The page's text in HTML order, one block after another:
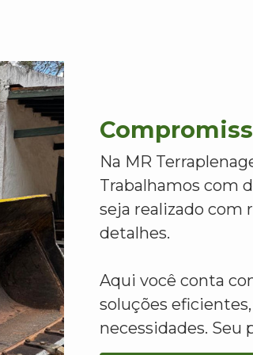
Na MR
Trabalhamos com
seja realizado com
detalhes.
Aqui você conta
soluções
necessidades. Seu